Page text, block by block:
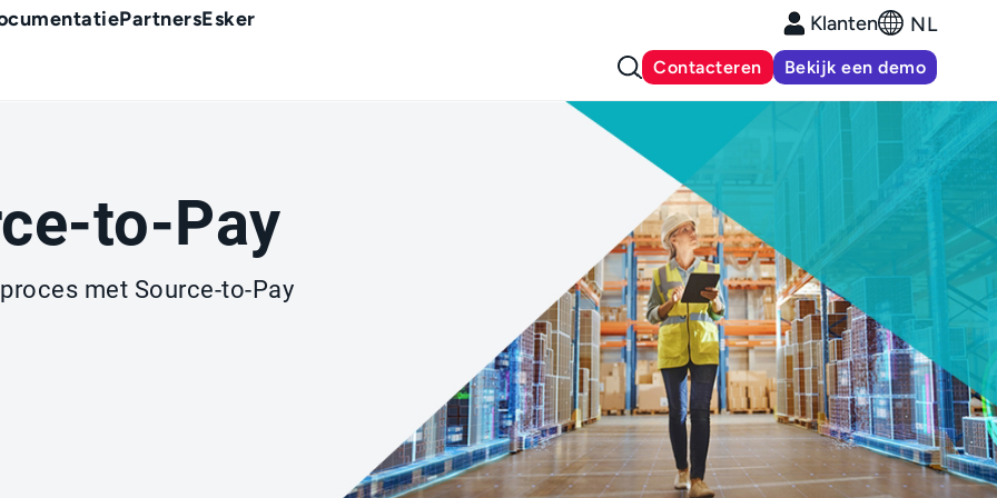
PartnersEsker Klanten NL
Contacteren Bekijk een demo
to-Pay
met Source-to-Pay